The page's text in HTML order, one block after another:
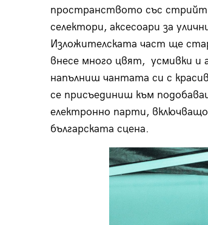
пространството със стрийт
селектори, аксесоари за
Изложителската част ще
внесе много цвят, усмивки и
напълниш чантата си с
се присъединиш към
електронно парти,
българската сцена.